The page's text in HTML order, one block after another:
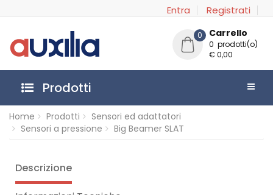
Entra Registrati
0 Carrello
0 prodotti(o)
€ 0,00
Prodotti
Home Prodotti
Sensori ed adattatori
Sensori a pressione
Big Beamer SLAT
Descrizione